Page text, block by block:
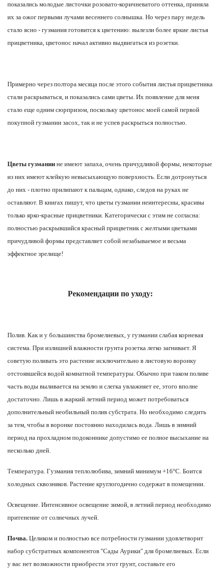
показались молодые листочки розовато-коричневатого оттенка, приняла
их за ожог первыми лучами весеннего солнышка. Но через пару недель
стало ясно - гузмания готовится к цветению: вылезли более яркие листья
прицветника, цветонос начал активно выдвигаться из розетки.
Примерно через полтора месяца после этого события листья прицветника
стали раскрываться, и показались сами цветы. Их появление для меня
стало еще одним сюрпризом, поскольку цветонос моей самой первой
покупной гузмании засох, так и не успев раскрыться полностью.
Цветы гузмании не имеют запаха, очень причудливой формы, некоторые
из них имеют клейкую невысыхающую поверхность. Если дотронуться
до них - плотно прилипают к пальцам, однако, следов на руках не
оставляют. В книгах пишут, что цветы гузмании неинтересны, красивы
только ярко-красные прицветники. Категорически с этим не согласна:
полностью раскрывшийся красный прицветник с желтыми цветками
причудливой формы представляет собой незабываемое и весьма
эффектное зрелище!
Рекомендации по уходу:
Полив. Как и у большинства бромелиевых, у гузмании слабая корневая
система. При излишней влажности грунта розетка легко загнивает. Я
советую поливать это растение исключительно в листовую воронку
отстоявшейся водой комнатной температуры. Обычно при таком поливе
часть воды выливается на землю и слегка увлажняет ее, этого вполне
достаточно. Лишь в жаркий летний период может потребоваться
дополнительный необильный полив субстрата. Но необходимо следить
за тем, чтобы в воронке постоянно находилась вода. Лишь в зимний
период на прохладном подоконнике допустимо ее полное высыхание на
несколько дней.
Температура. Гузмания теплолюбива, зимний минимум +16°С. Боится
холодных сквозняков. Растение круглогодично содержат в помещении.
Освещение. Интенсивное освещение зимой, в летний период необходимо
притенение от солнечных лучей.
Почва. Целиком и полностью все потребности гузмании удовлетворит
набор субстратных компонентов "Сады Аурики" для бромелиевых. Если
у вас нет возможности приобрести этот грунт, составьте его